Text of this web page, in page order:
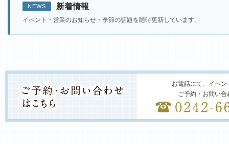
NEWS 新着情報
イベント・営業のお知らせ・季節の話題を随時更新しています。
お電話にて、イベ
ご予約・お問い